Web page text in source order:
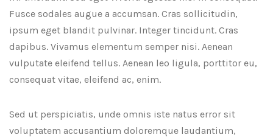
Fusce sodales augue a accumsan. Cras sollicitudin,
ipsum eget blandit pulvinar. Integer tincidunt. Cras
dapibus. Vivamus elementum semper nisi. Aenean
vulputate eleifend tellus. Aenean leo ligula, porttitor eu,
consequat vitae, eleifend ac, enim.
Sed ut perspiciatis, unde omnis iste natus error sit
voluptatem accusantium doloremque laudantium,